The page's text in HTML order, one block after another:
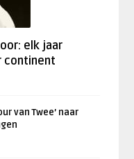
elk jaar
continent
van Twee’ naar